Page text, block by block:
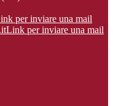
per inviare una mail
Link per inviare una mail